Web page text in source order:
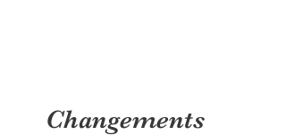
Changements